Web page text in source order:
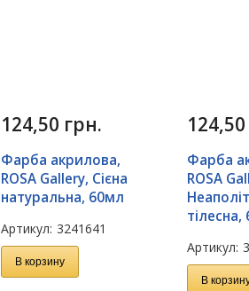
124,50 грн.
Фарба акрилова,
ROSA Gallery, Сієна
натуральна, 60мл
Артикул: 3241641
В корзину
124,50
Фарба
ROSA
тілесна,
Артикул:
В